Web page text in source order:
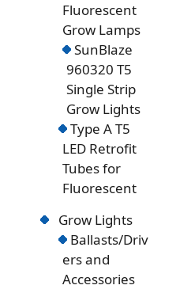
Fluorescent
Grow Lamps
SunBlaze
960320 T5
Single Strip
Grow Lights
Type A T5
LED Retrofit
Tubes for
Fluorescent
Grow Lights
Ballasts/Driv
ers and
Accessories